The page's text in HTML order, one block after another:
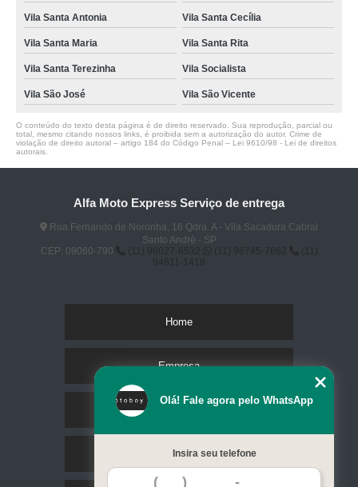
Vila Santa Antonia Vila Santa Cecília
Vila Santa Maria Vila Santa Rita
Vila Santa Terezinha Vila Socialista
Vila São José Vila São Vicente
O conteúdo do texto desta página é de direito reservado. Sua reprodução, parcial ou
total, mesmo citando nossos links, é proibida sem a autorização do autor. Crime de
violação de direito autoral – artigo 184 do Código Penal – Lei 9610/98 - Lei de direitos
autorais
Alfa Moto Express Serviço de entrega
Rua Fernando de Noronha, 16 Qdra. A - Vila Sacadura Cabral
Santo André - SP
CEP: 09060-790
(11) 96027-6532 (11) 96745-7662
(11)
94611-1418
Home
Empresa
Serviços
Olá! Fale agora pelo WhatsApp
Insira seu telefone